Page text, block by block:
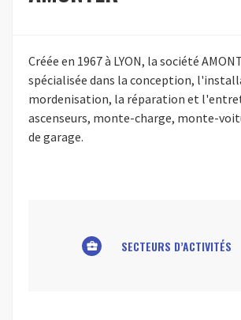
Créée en 1967 à LYON, la société
spécialisée dans la conception,
mordenisation, la réparation et
ascenseurs, monte-charge, monte-
de garage.
business_center SECTEURS D’ACTIVITÉS